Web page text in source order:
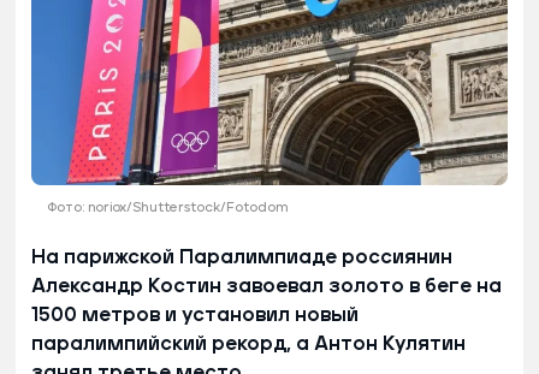
Фото: noriox/Shutterstock/Fotodom
На парижской Паралимпиаде россиянин
Александр Костин завоевал золото в беге на
1500 метров и установил новый
паралимпийский рекорд, а Антон Кулятин